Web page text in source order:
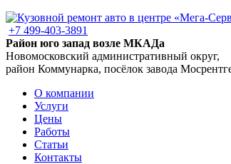
+7 499-403-3891
Район юго запад возле МКАДа
Новомосковский административный округ,
район Коммунарка, посёлок завода
О компании
Услуги
Цены
Работы
Статьи
Контакты